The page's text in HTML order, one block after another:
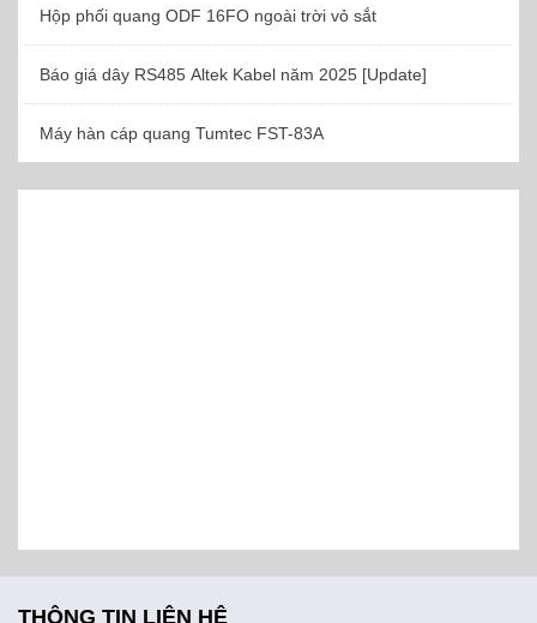
Hộp phối quang ODF 16FO ngoài trời vỏ sắt
Báo giá dây RS485 Altek Kabel năm 2025 [Update]
Máy hàn cáp quang Tumtec FST-83A
THÔNG TIN LIÊN HỆ